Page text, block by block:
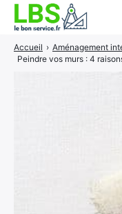
Accueil ›
Peindre vos murs : 4
Gros oeuvre